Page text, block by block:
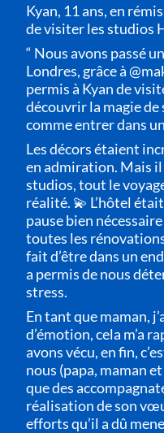
Kyan, 11 ans, en
de visiter les studios
“ Nous avons passé
Londres, grâce à
permis à Kyan de
découvrir la magie de
comme entrer dans
Les décors étaient
en admiration. Mais il
studios, tout le
réalité. 💫 L’hôtel
pause bien
toutes les
fait d’être dans un
a permis de nous
stress.
En tant que maman,
d’émotion, cela m’a
avons vécu, en fin,
nous (papa, maman
que des
réalisation de son
efforts qu’il a dû